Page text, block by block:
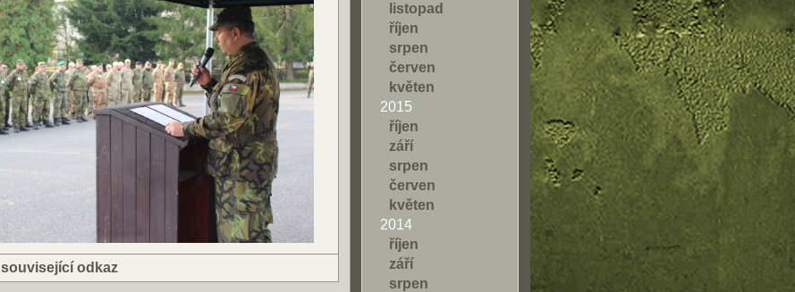
související odkaz
listopad
říjen
srpen
červen
květen
2015
říjen
září
srpen
červen
květen
2014
říjen
září
srpen